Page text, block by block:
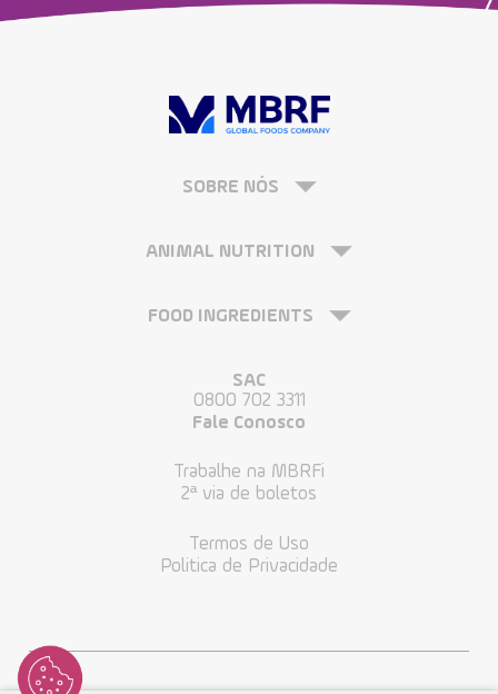
SOBRE NÓS
ANIMAL NUTRITION
FOOD INGREDIENTS
SAC
0800 702 3311
Fale Conosco
Trabalhe na MBRFi
2ª via de boletos
Termos de Uso
Politica de Privacidade